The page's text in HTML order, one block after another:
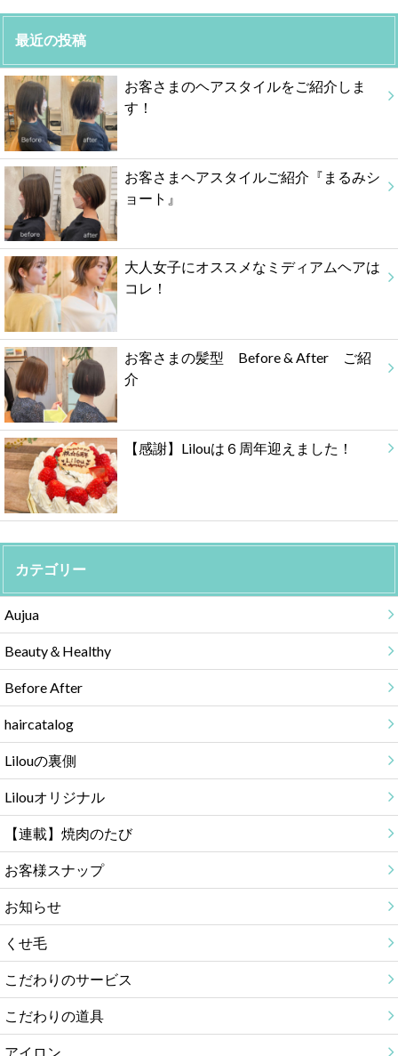
最近の投稿
お客さまのヘアスタイルをご紹介しま
す！
お客さまヘアスタイルご紹介『まるみシ
ョート』
大人女子にオススメなミディアムヘアは
コレ！
お客さまの髪型 Before & After ご紹
介
【感謝】Lilouは６周年迎えました！
カテゴリー
Aujua
Beauty＆Healthy
Before After
haircatalog
Lilouの裏側
Lilouオリジナル
【連載】焼肉のたび
お客様スナップ
お知らせ
くせ毛
こだわりのサービス
こだわりの道具
アイロン